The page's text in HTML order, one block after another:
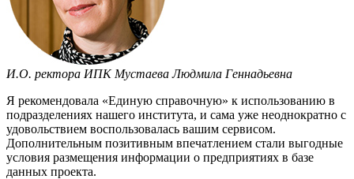
И.О. ректора ИПК Мустаева Людмила Геннадьевна
Я рекомендовала «Единую справочную» к использованию в
подразделениях нашего института, и сама уже неоднократно с
удовольствием воспользовалась вашим сервисом.
Дополнительным позитивным впечатлением стали выгодные
условия размещения информации о предприятиях в базе
данных проекта.